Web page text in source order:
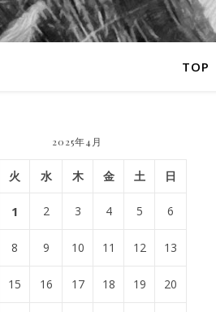
TOP
2025年4月
火 水 木 金 土 日
1 2 3 4 5 6
8 9 10 11 12 13
15 16 17 18 19 20